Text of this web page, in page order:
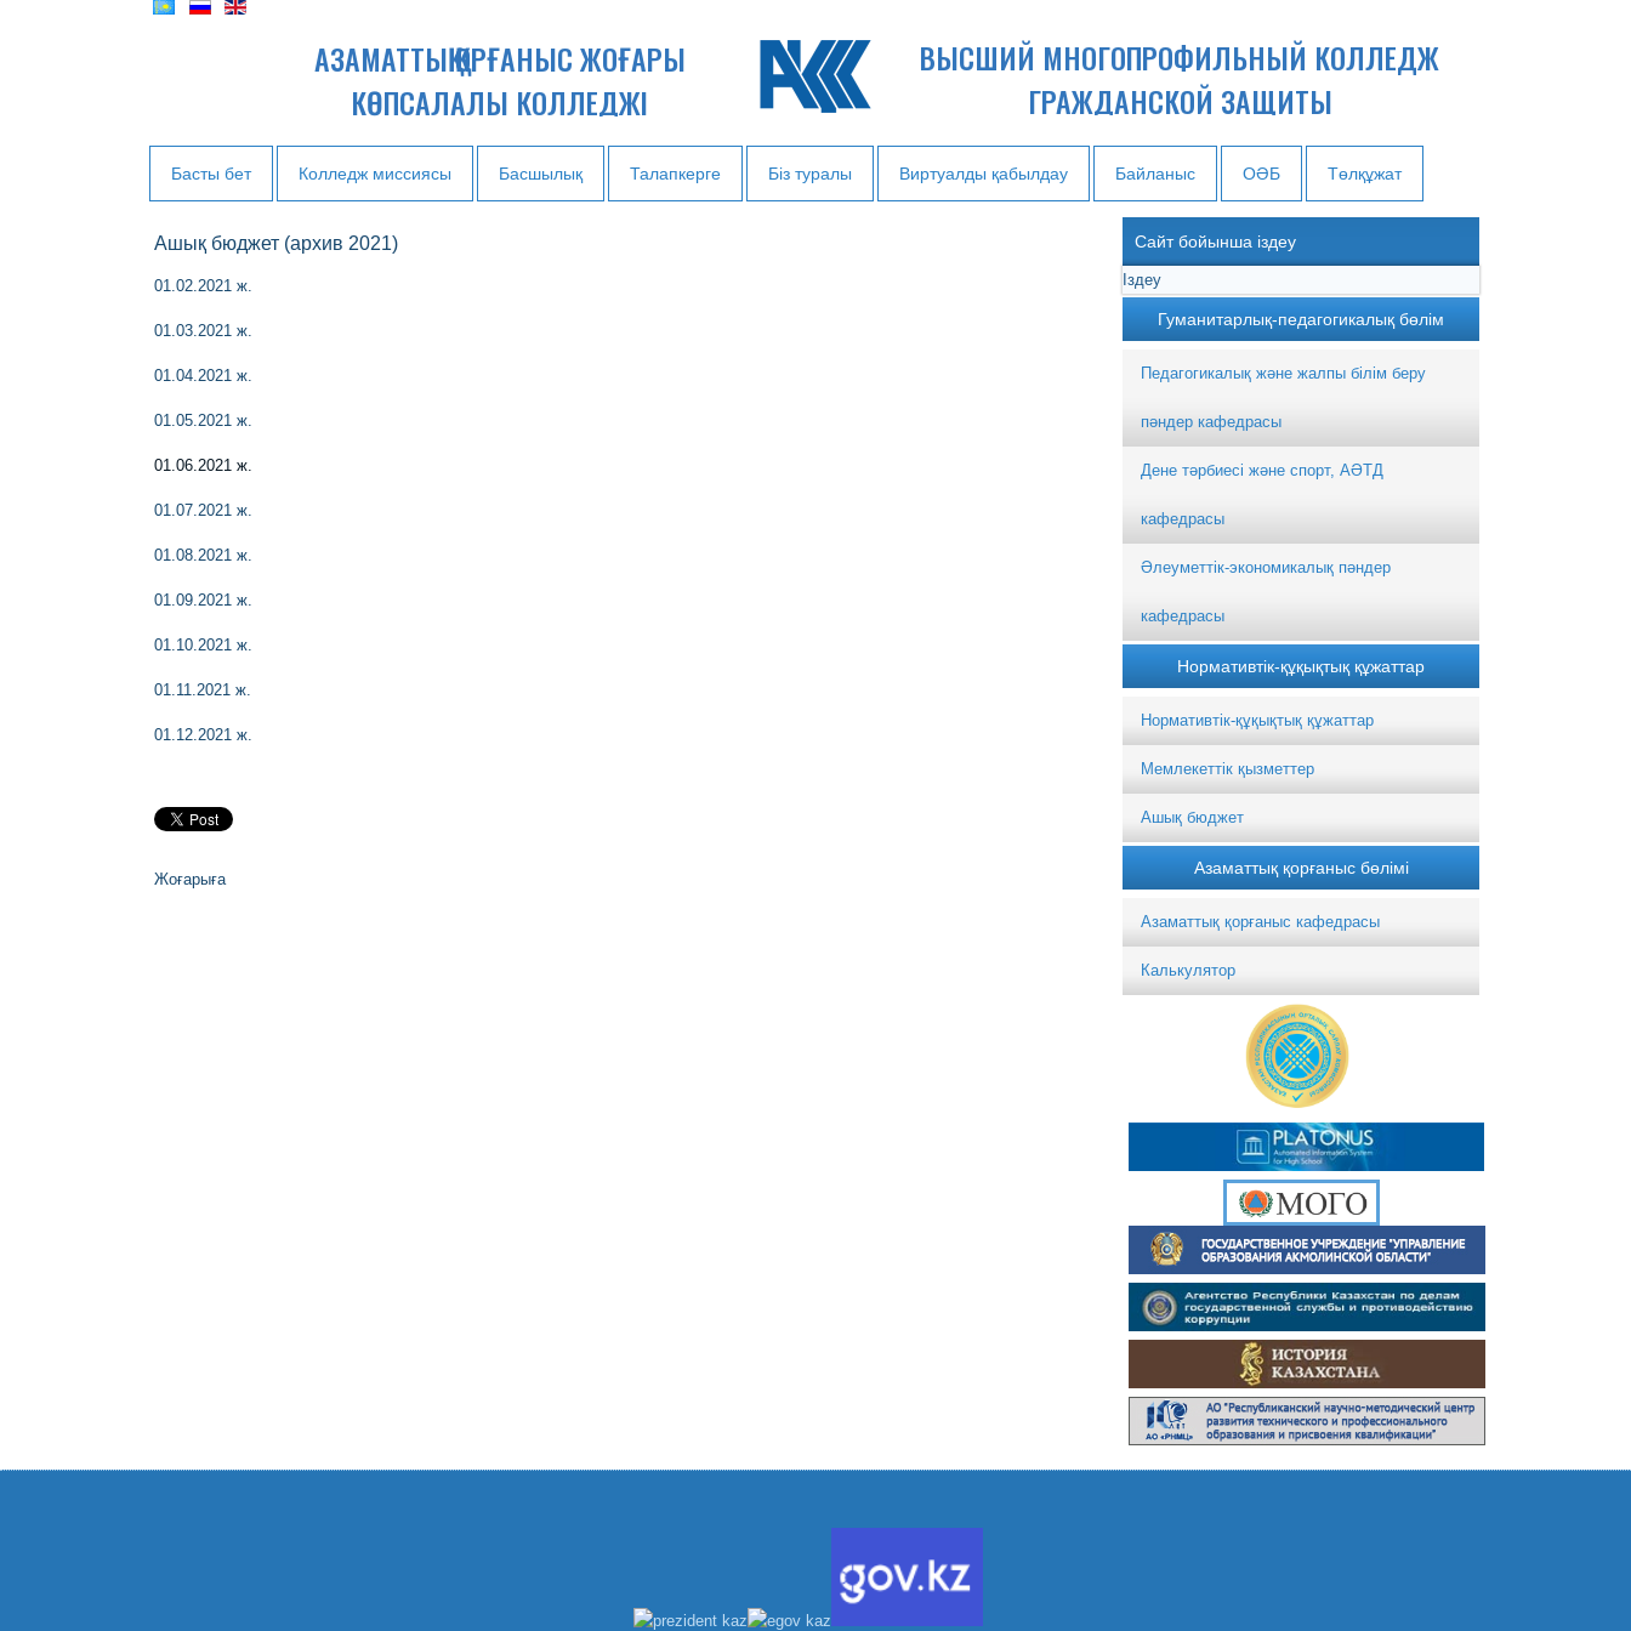
АЗАМАТТЫҚ ҚОРҒАНЫС ЖОҒАРЫ
КӨПСАЛАЛЫ КОЛЛЕДЖІ
ВЫСШИЙ МНОГОПРОФИЛЬНЫЙ КОЛЛЕДЖ
ГРАЖДАНСКОЙ ЗАЩИТЫ
Басты бет Колледж миссиясы Басшылық Талапкерге Біз туралы Виртуалды қабылдау Байланыс ОӘБ Төлқұжат
Ашық бюджет (архив 2021)
01.02.2021 ж.
01.03.2021 ж.
01.04.2021 ж.
01.05.2021 ж.
01.06.2021 ж.
01.07.2021 ж.
01.08.2021 ж.
01.09.2021 ж.
01.10.2021 ж.
01.11.2021 ж.
01.12.2021 ж.
Жоғарыға
Сайт бойынша іздеу
Гуманитарлық-педагогикалық бөлім
Педагогикалық және жалпы білім беру
пәндер кафедрасы
Дене тәрбиесі және спорт, АӘТД
кафедрасы
Әлеуметтік-экономикалық пәндер
кафедрасы
Нормативтік-құқықтық құжаттар
Нормативтік-құқықтық құжаттар
Мемлекеттік қызметтер
Ашық бюджет
Азаматтық қорғаныс бөлімі
Азаматтық қорғаныс кафедрасы
Калькулятор